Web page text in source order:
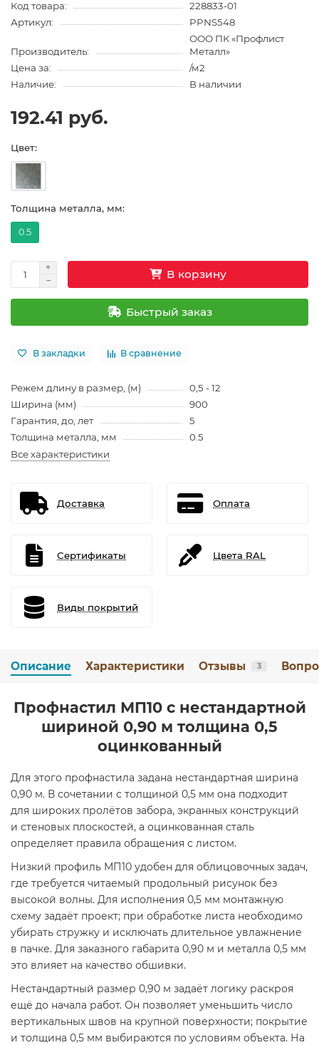
Код товара:
228833-01
Артикул:
PPNS548
Производитель:
ООО ПК «Профлист
Металл»
Цена за:
/м2
Наличие:
В наличии
192.41 руб.
Цвет:
Толщина металла, мм:
0.5
В корзину
Быстрый заказ
В закладки В сравнение
Режем длину в размер, (м)
0,5 - 12
Ширина (мм)
900
Гарантия, до, лет
5
Толщина металла, мм
0.5
Все характеристики
Доставка Оплата
Сертификаты Цвета RAL
Виды покрытий
Описание Характеристики Отзывы 3
Профнастил МП10 с нестандартной
шириной 0,90 м толщина 0,5
оцинкованный
Для этого профнастила задана нестандартная ширина
0,90 м. В сочетании с толщиной 0,5 мм она подходит
для широких пролётов забора, экранных конструкций
и стеновых плоскостей, а оцинкованная сталь
определяет правила обращения с листом.
Низкий профиль МП10 удобен для облицовочных задач,
где требуется читаемый продольный рисунок без
высокой волны. Для исполнения 0,5 мм монтажную
схему задаёт проект; при обработке листа необходимо
убирать стружку и исключать длительное увлажнение
в пачке. Для заказного габарита 0,90 м и металла 0,5 мм
это влияет на качество обшивки.
Нестандартный размер 0,90 м задаёт логику раскроя
ещё до начала работ. Он позволяет уменьшить число
вертикальных швов на крупной поверхности; покрытие
и толщина 0,5 мм выбираются по условиям объекта. На